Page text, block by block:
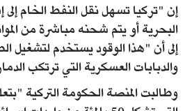
إن "تركيا تسهل نقل النفط الخام إلى
البحرية أو يتم شحنه مباشرة من
إلى أن "هذا الوقود يستخدم لتشغيل
والدبابات العسكرية التي ترتكب
وطالبت المنصة الحكومة التركية